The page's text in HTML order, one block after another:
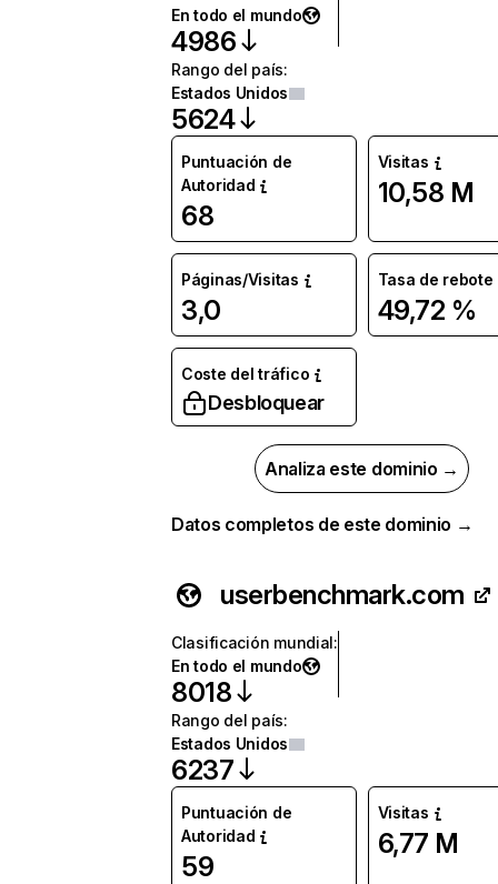
En todo el mundo
4986
Rango del país:
Estados Unidos
5624
Puntuación de
Autoridad
68
Visitas
10,58 M
Páginas/Visitas
3,0
Tasa de rebote
49,72 %
Coste del tráfico
Desbloquear
Analiza este dominio →
Datos completos de este dominio →
userbenchmark.com
Clasificación mundial:
En todo el mundo
8018
Rango del país:
Estados Unidos
6237
Puntuación de
Autoridad
59
Visitas
6,77 M